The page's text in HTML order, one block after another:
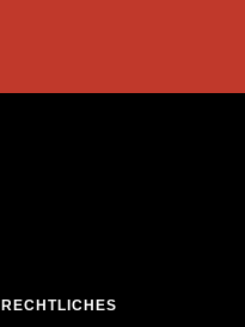
RECHTLICHES